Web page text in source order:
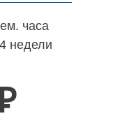
часа
4 недели